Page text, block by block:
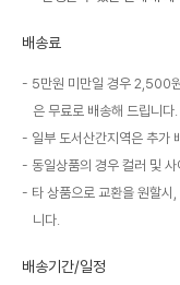
배송료
5만원 미만일 경우 2,500
은 무료로 배송해 드립니다.
일부 도서산간지역은 추가
동일상품의 경우 컬러 및
타 상품으로 교환을 원할시
니다.
배송기간/일정